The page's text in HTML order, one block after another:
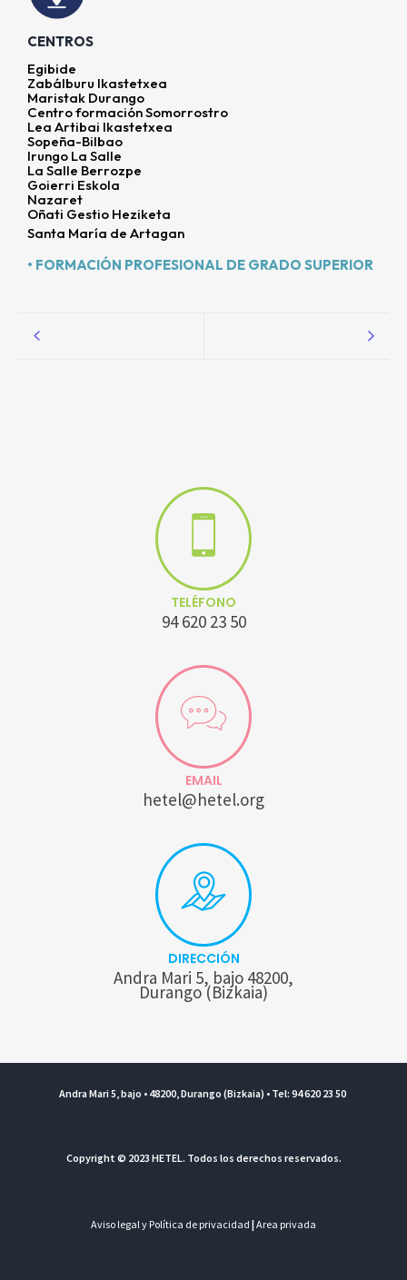
CENTROS
Egibide
Zabálburu Ikastetxea
Maristak Durango
Centro formación Somorrostro
Lea Artibai Ikastetxea
Sopeña-Bilbao
Irungo La Salle
La Salle Berrozpe
Goierri Eskola
Nazaret
Oñati Gestio Heziketa
Santa María de Artagan
• FORMACIÓN PROFESIONAL DE GRADO SUPERIOR
TELÉFONO
94 620 23 50
EMAIL
hetel@hetel.org
DIRECCIÓN
Andra Mari 5, bajo 48200,
Durango (Bizkaia)
Andra Mari 5, bajo • 48200, Durango (Bizkaia) • Tel: 94 620 23 50
Copyright © 2023 HETEL. Todos los derechos reservados.
Aviso legal y Política de privacidad |Area privada